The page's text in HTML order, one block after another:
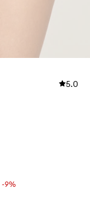
5.0
-9%